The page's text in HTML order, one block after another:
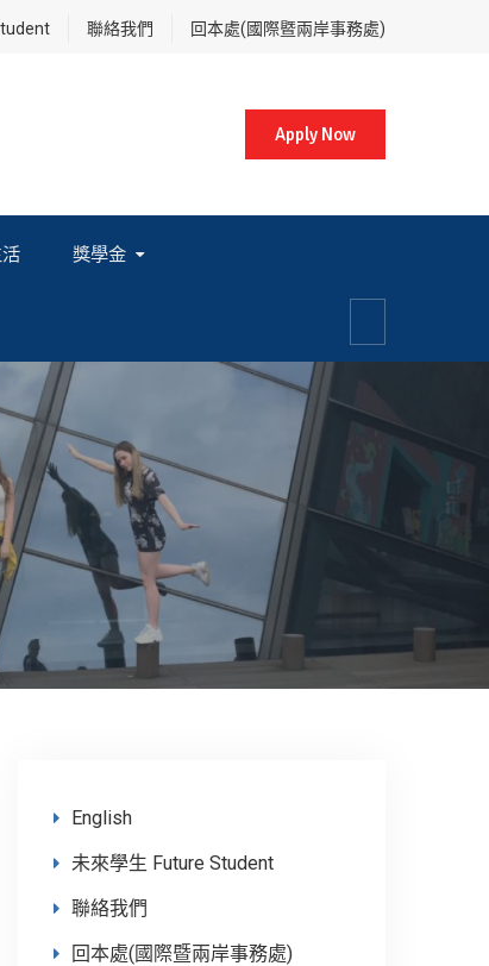
聯絡我們 回本處(國際暨兩岸事務處)
Apply Now
獎學金
English
未來學生 Future Student
聯絡我們
回本處(國際暨兩岸事務處)